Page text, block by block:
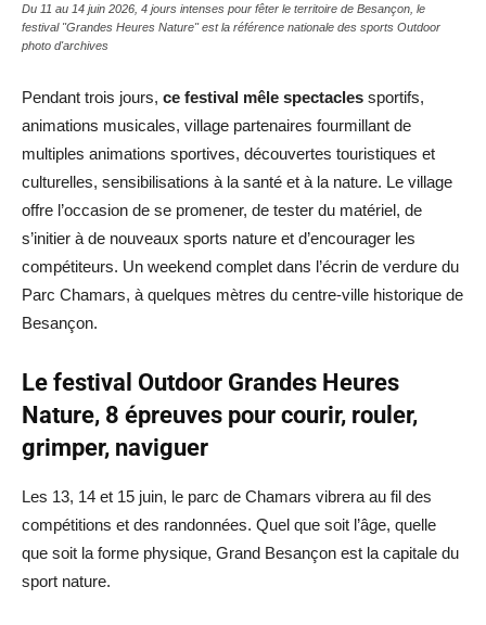
Du 11 au 14 juin 2026, 4 jours intenses pour fêter le territoire de Besançon, le
festival "Grandes Heures Nature" est la référence nationale des sports Outdoor
photo d'archives
Pendant trois jours, ce festival mêle spectacles sportifs,
animations musicales, village partenaires fourmillant de
multiples animations sportives, découvertes touristiques et
culturelles, sensibilisations à la santé et à la nature. Le village
offre l’occasion de se promener, de tester du matériel, de
s’initier à de nouveaux sports nature et d’encourager les
compétiteurs. Un weekend complet dans l’écrin de verdure du
Parc Chamars, à quelques mètres du centre-ville historique de
Besançon.
Le festival Outdoor Grandes Heures
Nature, 8 épreuves pour courir, rouler,
grimper, naviguer
Les 13, 14 et 15 juin, le parc de Chamars vibrera au fil des
compétitions et des randonnées. Quel que soit l’âge, quelle
que soit la forme physique, Grand Besançon est la capitale du
sport nature.